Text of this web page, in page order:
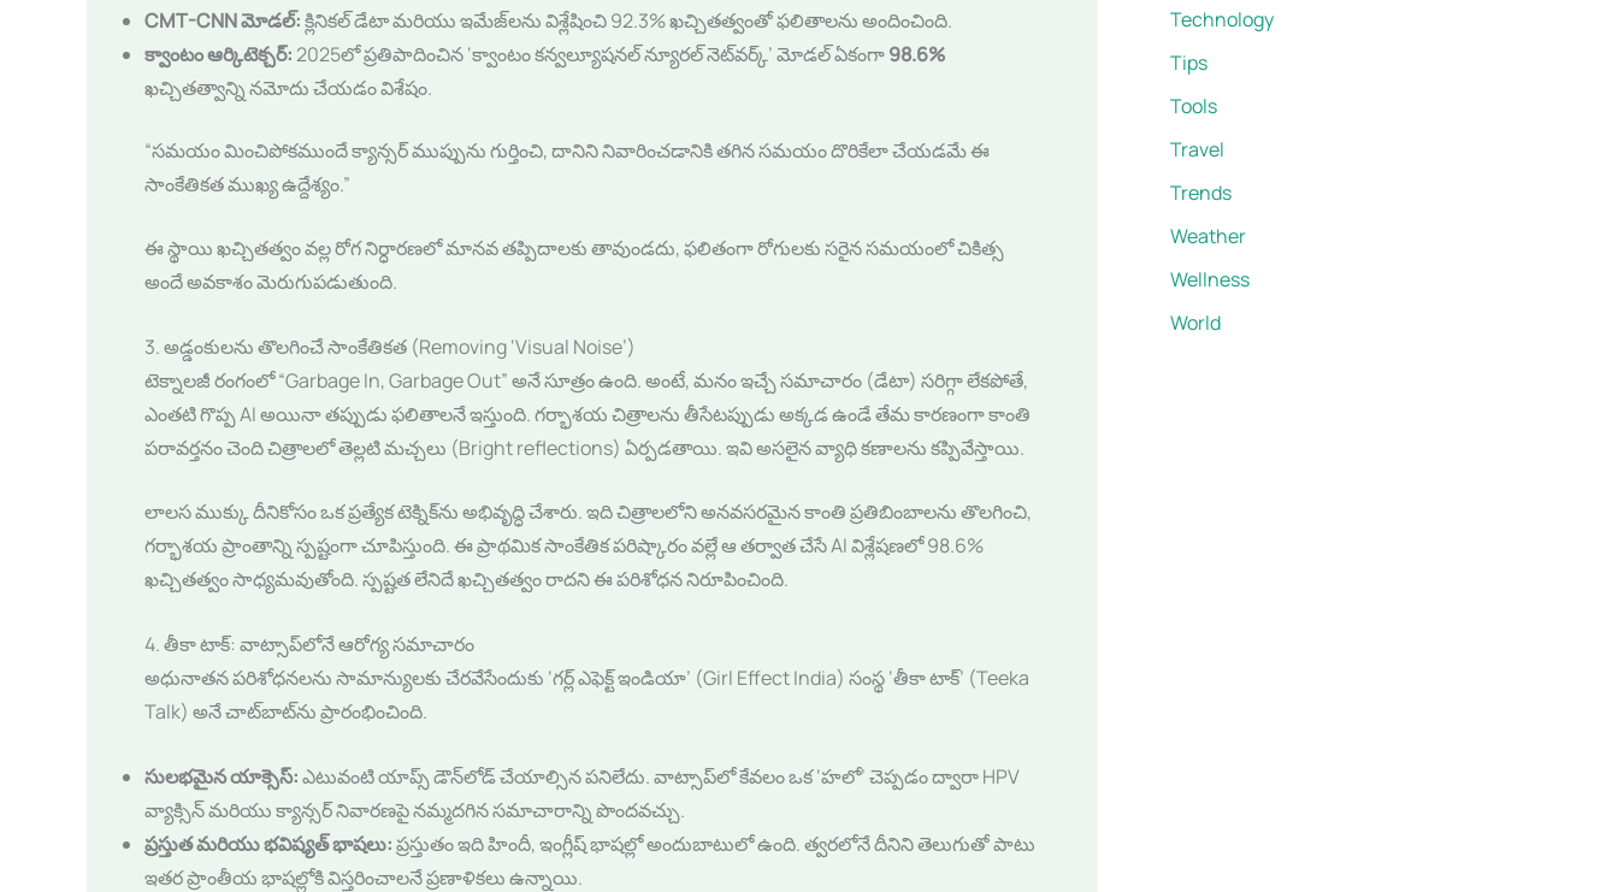
CMT-CNN మోడల్:క్లినికల్ డేటా మరియు ఇమేజ్‌లను విశ్లేషించి 92.3% ఖచ్చితత్వంతో ఫలితాలను అందించింది.
క్వాంటం ఆర్కిటెక్చర్:2025లో ప్రతిపాదించిన ‘క్వాంటం కన్వల్యూషనల్ న్యూరల్ నెట్‌వర్క్’ మోడల్ ఏకంగా98.6%
ఖచ్చితత్వాన్ని నమోదు చేయడం విశేషం.
“సమయం మించిపోకముందే క్యాన్సర్ ముప్పును గుర్తించి, దానిని నివారించడానికి తగిన సమయం దొరికేలా చేయడమే ఈ
సాంకేతికత ముఖ్య ఉద్దేశ్యం.”
ఈ స్థాయి ఖచ్చితత్వం వల్ల రోగ నిర్ధారణలో మానవ తప్పిదాలకు తావుండదు, ఫలితంగా రోగులకు సరైన సమయంలో చికిత్స
అందే అవకాశం మెరుగుపడుతుంది.
3. అడ్డంకులను తొలగించే సాంకేతికత (Removing ‘Visual Noise’)
టెక్నాలజీ రంగంలో “Garbage In, Garbage Out” అనే సూత్రం ఉంది. అంటే, మనం ఇచ్చే సమాచారం (డేటా) సరిగ్గా లేకపోతే,
ఎంతటి గొప్ప AI అయినా తప్పుడు ఫలితాలనే ఇస్తుంది. గర్భాశయ చిత్రాలను తీసేటప్పుడు అక్కడ ఉండే తేమ కారణంగా కాంతి
పరావర్తనం చెంది చిత్రాలలో తెల్లటి మచ్చలు (Bright reflections) ఏర్పడతాయి. ఇవి అసలైన వ్యాధి కణాలను కప్పివేస్తాయి.
లాలస ముక్కు దీనికోసం ఒక ప్రత్యేక టెక్నిక్‌ను అభివృద్ధి చేశారు. ఇది చిత్రాలలోని అనవసరమైన కాంతి ప్రతిబింబాలను తొలగించి,
గర్భాశయ ప్రాంతాన్ని స్పష్టంగా చూపిస్తుంది. ఈ ప్రాథమిక సాంకేతిక పరిష్కారం వల్లే ఆ తర్వాత చేసే AI విశ్లేషణలో 98.6%
ఖచ్చితత్వం సాధ్యమవుతోంది. స్పష్టత లేనిదే ఖచ్చితత్వం రాదని ఈ పరిశోధన నిరూపించింది.
4. తీకా టాక్: వాట్సాప్‌లోనే ఆరోగ్య సమాచారం
అధునాతన పరిశోధనలను సామాన్యులకు చేరవేసేందుకు ‘గర్ల్ ఎఫెక్ట్ ఇండియా’ (Girl Effect India) సంస్థ ‘తీకా టాక్’ (Teeka
Talk) అనే చాట్‌బాట్‌ను ప్రారంభించింది.
సులభమైన యాక్సెస్:ఎటువంటి యాప్స్ డౌన్‌లోడ్ చేయాల్సిన పనిలేదు. వాట్సాప్‌లో కేవలం ఒక ‘హలో’ చెప్పడం ద్వారా HPV
వ్యాక్సిన్ మరియు క్యాన్సర్ నివారణపై నమ్మదగిన సమాచారాన్ని పొందవచ్చు.
ప్రస్తుత మరియు భవిష్యత్ భాషలు:ప్రస్తుతం ఇది హిందీ, ఇంగ్లీష్ భాషల్లో అందుబాటులో ఉంది. త్వరలోనే దీనిని తెలుగుతో పాటు
ఇతర ప్రాంతీయ భాషల్లోకి విస్తరించాలనే ప్రణాళికలు ఉన్నాయి.
Technology
Tips
Tools
Travel
Trends
Weather
Wellness
World